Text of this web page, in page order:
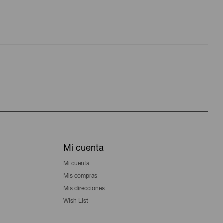
Mi cuenta
Mi cuenta
Mis compras
Mis direcciones
Wish List